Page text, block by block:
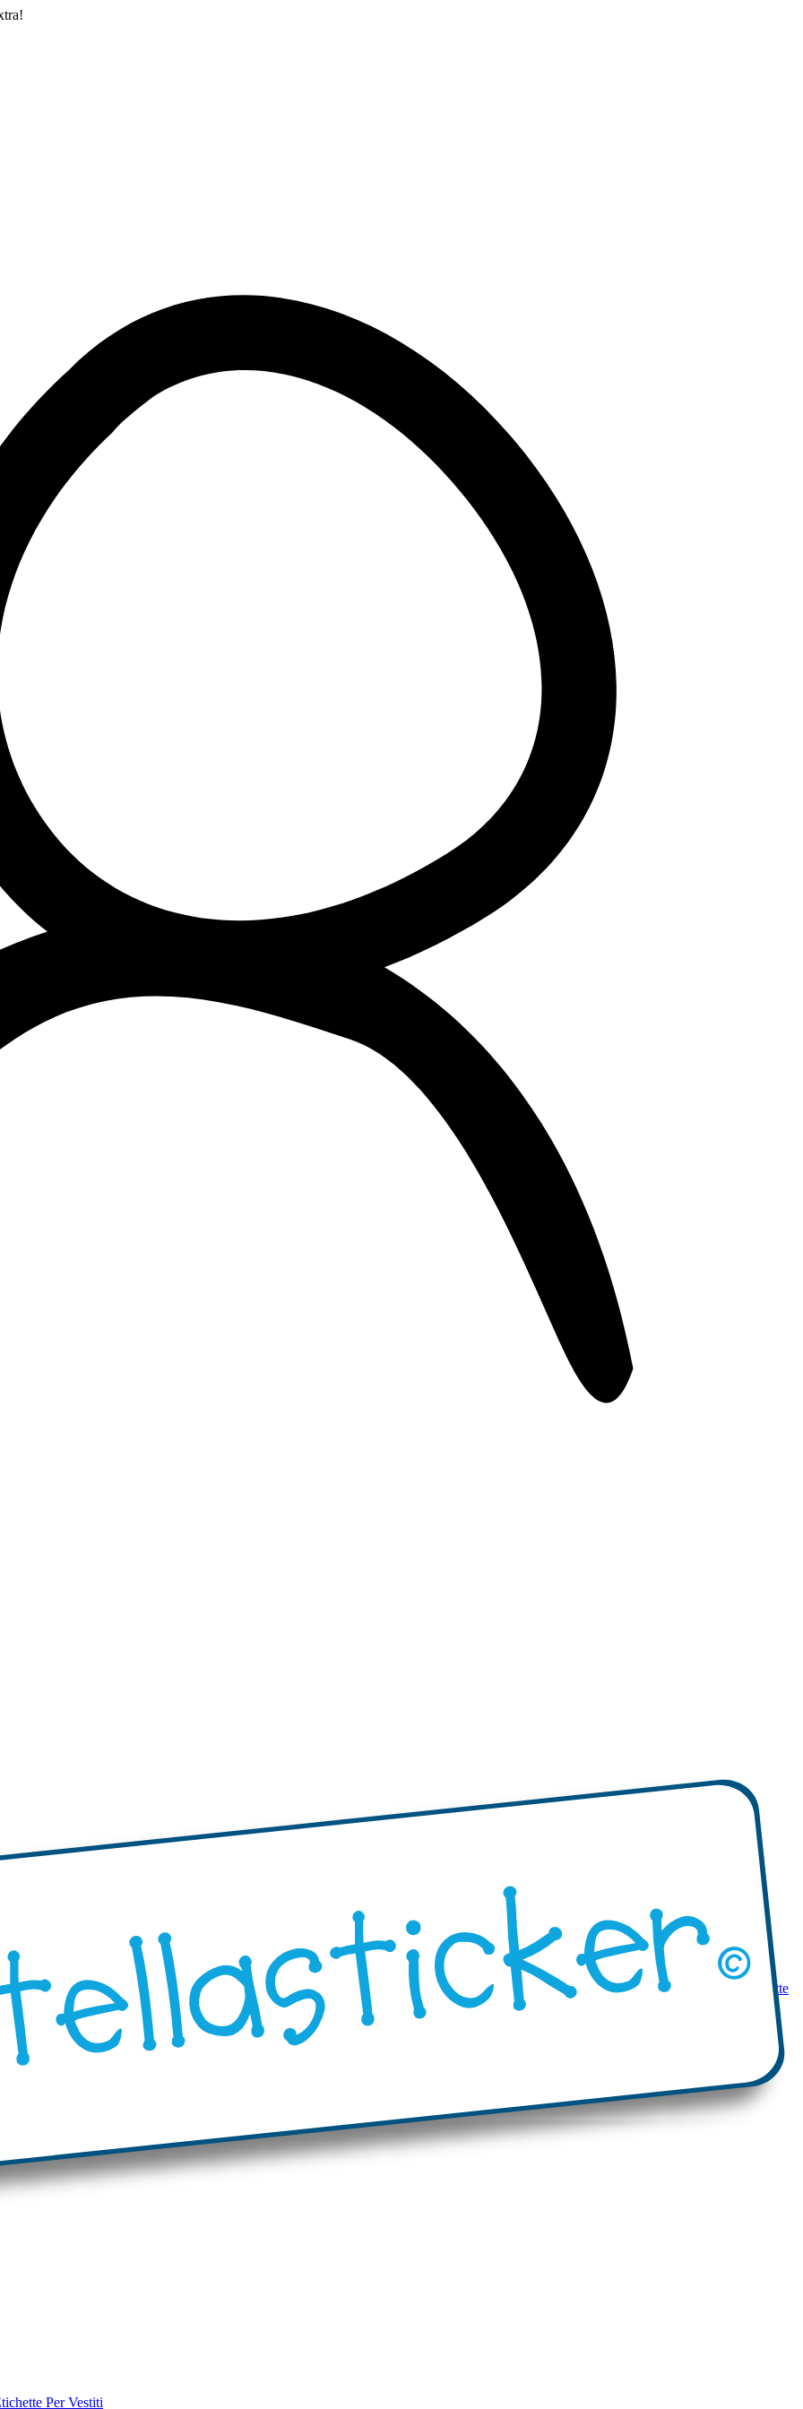
adesive con bordi ondulati Etichette adesive rotonde"Progetta i Tuoi" prodotti Mini etichette adesiveEtichette adesive mono-colore Etichette
Per Vestiti